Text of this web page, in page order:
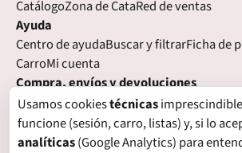
CatálogoZona de CataRed de ventas
Ayuda
Centro de ayudaBuscar y filtrarFicha de
CarroMi cuenta
Compra, envíos y devoluciones
Condiciones de compraFormas de pago
Plazos de entregaDevolucionesGarantía
Legal
Usamos cookiestécnicas
funcione (sesión, carro, listas) y, si lo
analíticas(Google Analytics) para